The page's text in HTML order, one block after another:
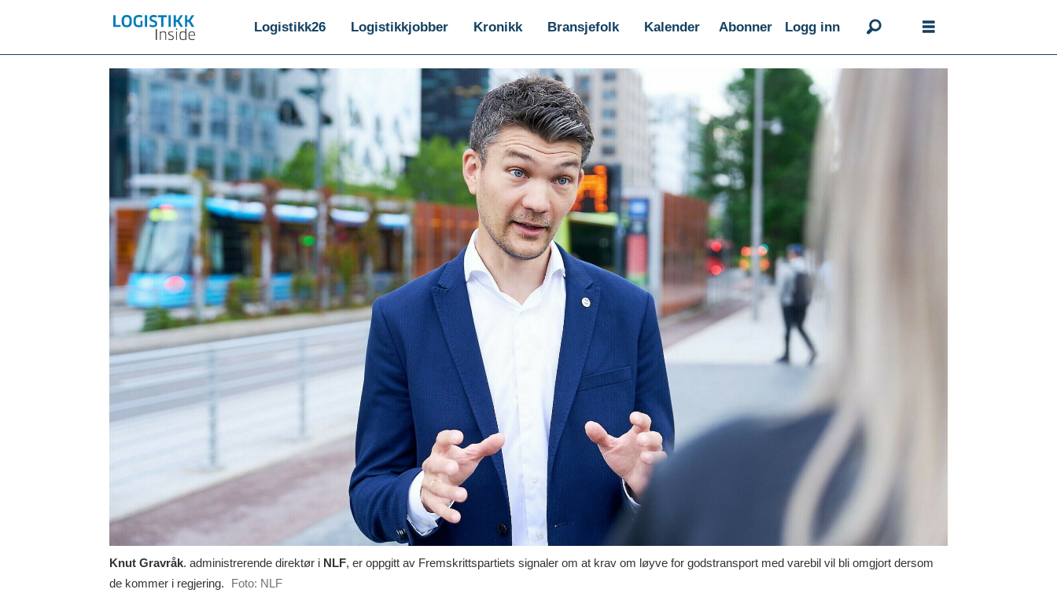
Logistikk26 Logistikkjobber Kronikk Bransjefolk Kalender Abonner Logg inn
Knut Gravråk. administrerende direktør i NLF, er oppgitt av Fremskrittspartiets signaler om at krav om løyve for godstransport med varebil vil bli omgjort dersom
de kommer i regjering.
Foto: NLF